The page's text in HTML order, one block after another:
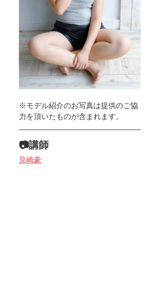
※モデル紹介のお写真は提供のご協
力を頂いたものが含まれます。
📷講師
見崎豪